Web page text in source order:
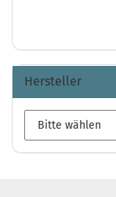
Hersteller